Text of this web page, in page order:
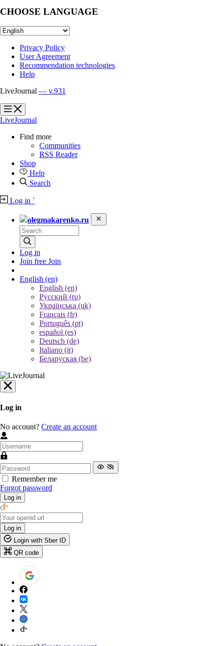
CHOOSE LANGUAGE
Privacy Policy
User Agreement
Recommendation technologies
Help
LiveJournal — v.931
?
?
LiveJournal
Find more
Communities
RSS Reader
Shop
Help
Search
Log in `
olegmakarenko.ru
Log in
Join free Join
English (en)
English (en)
Русский (ru)
Українська (uk)
Français (fr)
Português (pt)
español (es)
Deutsch (de)
Italiano (it)
Беларуская (be)
Log in
No account? Create an account
Remember me
Forgot password
Log in
Log in
Login with Sber ID
QR code